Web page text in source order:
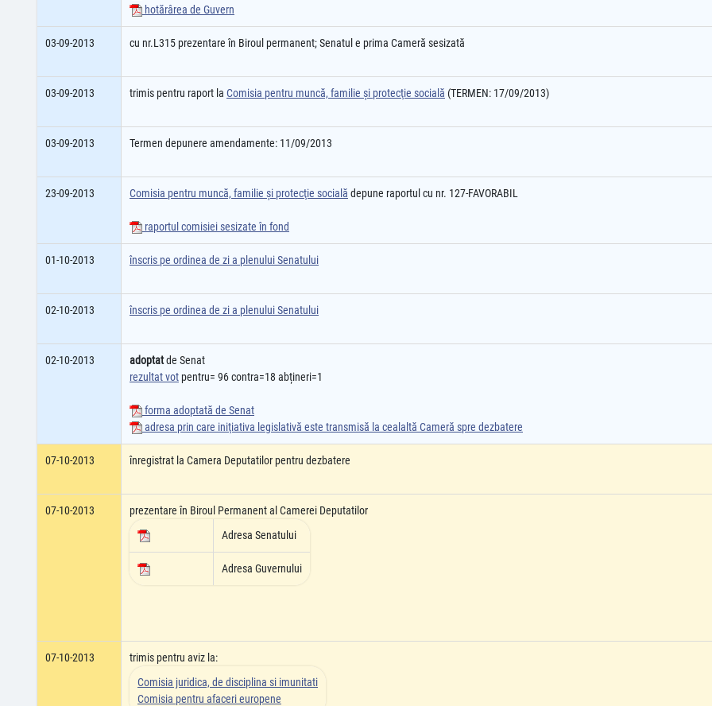
hotărârea de Guvern
03-09-2013 cu nr.L315 prezentare în Biroul permanent; Senatul e prima Cameră sesizată
03-09-2013 trimis pentru raport la Comisia pentru muncă, familie şi protecţie socială (TERMEN: 17/09/2013)
03-09-2013 Termen depunere amendamente: 11/09/2013
23-09-2013 Comisia pentru muncă, familie şi protecţie socială depune raportul cu nr. 127-FAVORABIL
raportul comisiei sesizate în fond
01-10-2013 înscris pe ordinea de zi a plenului Senatului
02-10-2013 înscris pe ordinea de zi a plenului Senatului
02-10-2013 adoptatde Senat
rezultat vot pentru= 96 contra=18 abțineri=1
forma adoptată de Senat
adresa prin care iniţiativa legislativă este transmisă la cealaltă Cameră spre dezbatere
07-10-2013 înregistrat la Camera Deputatilor pentru dezbatere
07-10-2013
prezentare în Biroul Permanent al Camerei Deputatilor
Adresa Senatului
Adresa Guvernului
07-10-2013
trimis pentru aviz la:
Comisia juridica, de disciplina si imunitati
Comisia pentru afaceri europene